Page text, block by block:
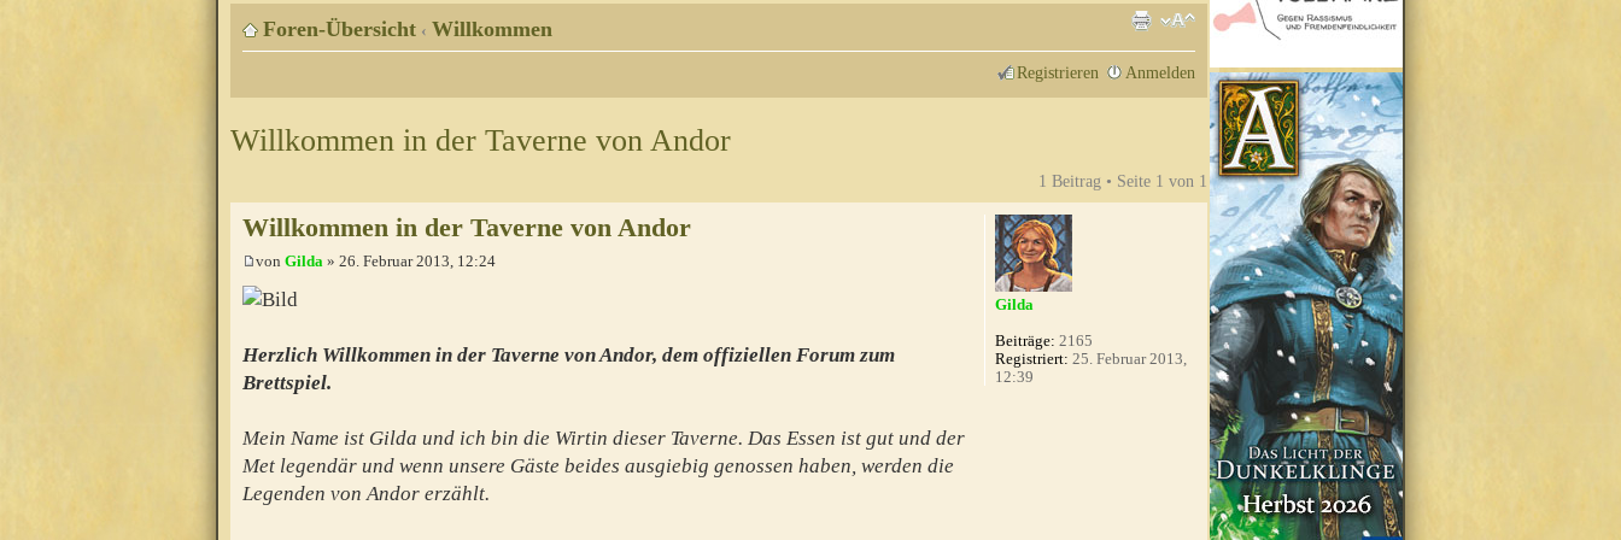
Foren-Übersicht ‹ Willkommen
Registrieren Anmelden
Willkommen in der Taverne von Andor
1 Beitrag • Seite 1 von 1
Willkommen in der Taverne von Andor
von Gilda » 26. Februar 2013, 12:24
Herzlich Willkommen in der Taverne von Andor, dem offiziellen Forum zum
Brettspiel.
Mein Name ist Gilda und ich bin die Wirtin dieser Taverne. Das Essen ist gut und der
Met legendär und wenn unsere Gäste beides ausgiebig genossen haben, werden die
Legenden von Andor erzählt.
Gilda
Beiträge: 2165
Registriert: 25. Februar 2013,
12:39